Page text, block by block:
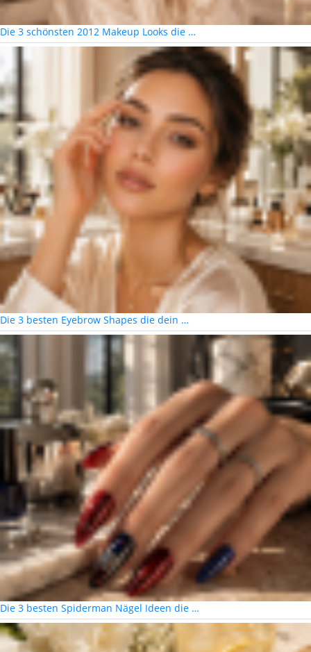
Die 3 schönsten 2012 Makeup Looks die …
Die 3 besten Eyebrow Shapes die dein …
Die 3 besten Spiderman Nägel Ideen die …